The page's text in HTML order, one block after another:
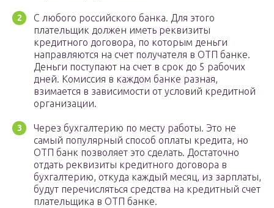
С любого российского банка. Для этого
плательщик должен иметь реквизиты
кредитного договора, по которым деньги
направляются на счет получателя в ОТП банке.
Деньги поступают на счет в срок до 5 рабочих
дней. Комиссия в каждом банке разная,
взимается в зависимости от условий кредитной
организации.
Через бухгалтерию по месту работы. Это не
самый популярный способ оплаты кредита, но
ОТП банк позволяет это сделать. Достаточно
отдать реквизиты кредитного договора в
бухгалтерию, откуда каждый месяц, из зарплаты,
будут перечисляться средства на кредитный счет
плательщика в ОТП банке.